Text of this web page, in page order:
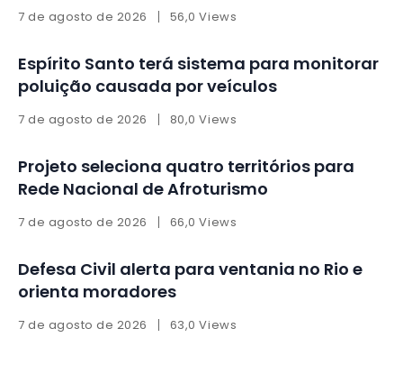
7 de agosto de 2026 56,0 Views
Espírito Santo terá sistema para monitorar
poluição causada por veículos
7 de agosto de 2026 80,0 Views
Projeto seleciona quatro territórios para
Rede Nacional de Afroturismo
7 de agosto de 2026 66,0 Views
Defesa Civil alerta para ventania no Rio e
orienta moradores
7 de agosto de 2026 63,0 Views